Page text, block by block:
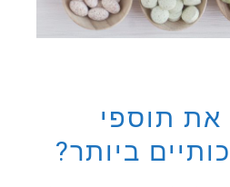
תוספי
ביותר?